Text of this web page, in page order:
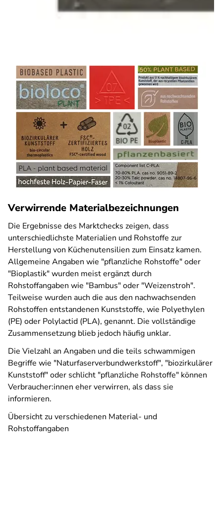
Verwirrende Materialbezeichnungen
Die Ergebnisse des Marktchecks zeigen, dass
unterschiedlichste Materialien und Rohstoffe zur
Herstellung von Küchenutensilien zum Einsatz kamen.
Allgemeine Angaben wie "pflanzliche Rohstoffe" oder
"Bioplastik" wurden meist ergänzt durch
Rohstoffangaben wie "Bambus" oder "Weizenstroh".
Teilweise wurden auch die aus den nachwachsenden
Rohstoffen entstandenen Kunststoffe, wie Polyethylen
(PE) oder Polylactid (PLA), genannt. Die vollständige
Zusammensetzung blieb jedoch häufig unklar.
Die Vielzahl an Angaben und die teils schwammigen
Begriffe wie "Naturfaserverbundwerkstoff", "biozirkulärer
Kunststoff" oder schlicht "pflanzliche Rohstoffe" können
Verbraucher:innen eher verwirren, als dass sie
informieren.
Übersicht zu verschiedenen Material- und
Rohstoffangaben